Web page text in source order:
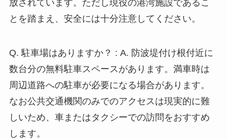
放されています。ただし現役の港湾施設であるこ
とを踏まえ、安全には十分注意してください。
Q. 駐車場はありますか？ : A. 防波堤付け根付近に
数台分の無料駐車スペースがあります。満車時は
周辺道路への駐車が必要になる場合があります。
なお公共交通機関のみでのアクセスは現実的に難
しいため、車またはタクシーでの訪問をおすすめ
します。